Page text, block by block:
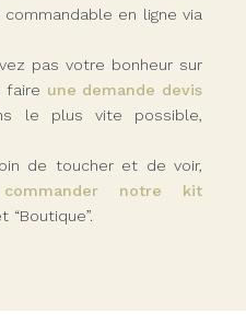
en ligne via
pas votre bonheur sur
faire une demande devis
le plus vite possible,
de toucher et de voir,
commander notre kit
“Boutique”.